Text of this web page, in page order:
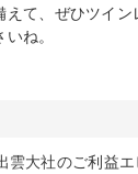
えて、ぜひツイ
ね。
雲大社のご利益